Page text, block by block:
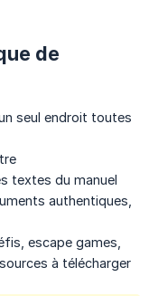
de
seul endroit toutes
textes du manuel
authentiques,
escape games,
à télécharger